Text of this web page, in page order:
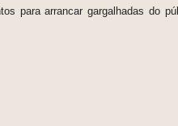
para arrancar gargalhadas do